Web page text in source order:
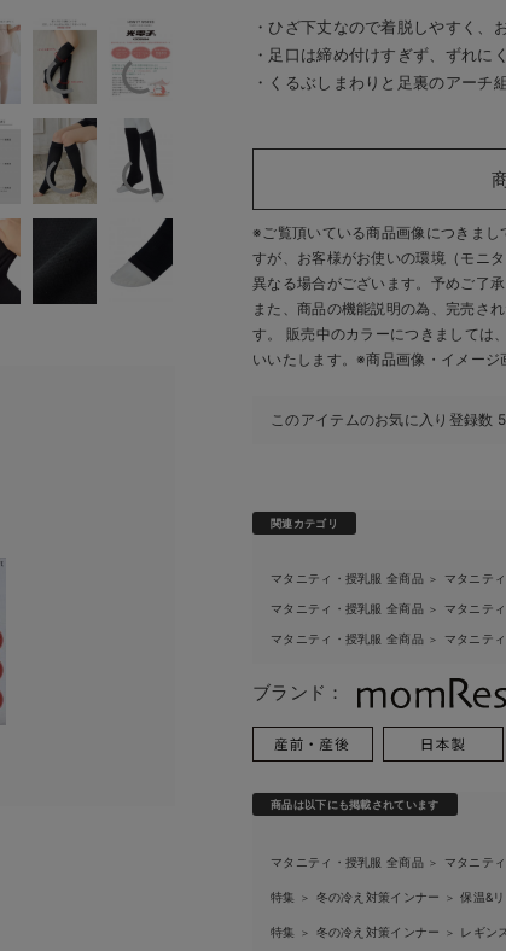
・ひざ下丈なので着脱しやすく、
・足口は締め付けすぎず、ずれに
・くるぶしまわりと足裏のアーチ
※ご覧頂いている商品画像につきま
すが、 お客様がお使いの環境（モニ
異なる場合がございます。予めご了
また、商品の機能説明の為、完売さ
す。 販売中のカラーにつきましては
いいたします。 ※商品画像・イメージ
このアイテムのお気に入り登録数
関連カテゴリ
マタニティ・授乳服 全商品 ＞ マタニテ
マタニティ・授乳服 全商品 ＞ マタニテ
マタニティ・授乳服 全商品 ＞ マタニテ
ブランド：
商品は以下にも掲載されています
マタニティ・授乳服 全商品 ＞ マタニテ
特集 ＞ 冬の冷え対策インナー ＞ 保温&
特集 ＞ 冬の冷え対策インナー ＞ レギン
カートへ進む